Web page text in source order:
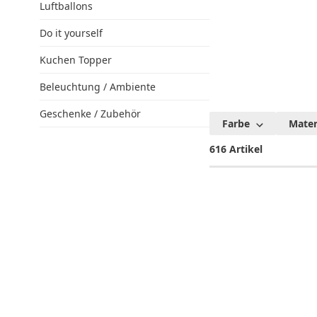
Luftballons
Do it yourself
Kuchen Topper
Beleuchtung / Ambiente
Geschenke / Zubehör
Farbe
616 Artikel